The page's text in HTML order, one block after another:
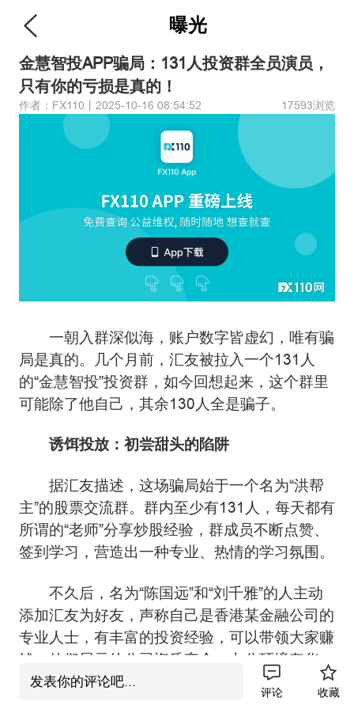
曝光
金慧智投APP骗局：131人投资群全员演员，
只有你的亏损是真的！
作者：FX110丨2025-10-16 08:54:52 17593浏览
一朝入群深似海，账户数字皆虚幻，唯有骗
局是真的。几个月前，汇友被拉入一个131人
的“金慧智投”投资群，如今回想起来，这个群里
可能除了他自己，其余130人全是骗子。
诱饵投放：初尝甜头的陷阱
据汇友描述，这场骗局始于一个名为“洪帮
主”的股票交流群。群内至少有131人，每天都有
所谓的“老师”分享炒股经验，群成员不断点赞、
签到学习，营造出一种专业、热情的学习氛围。
不久后，名为“陈国远”和“刘千雅”的人主动
添加汇友为好友，声称自己是香港某金融公司的
专业人士，有丰富的投资经验，可以带领大家赚
钱。他们展示的公司资质齐全，办公环境奢华，
给人一种实力雄厚的错觉。
在取得信任后，这些人开始引导汇友离开正
发表你的评论吧...
评论 收藏